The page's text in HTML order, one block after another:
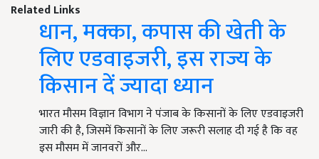
Related Links
धान, मक्का, कपास की खेती के
लिए एडवाइजरी, इस राज्य के
किसान दें ज्यादा ध्यान
भारत मौसम विज्ञान विभाग ने पंजाब के किसानों के लिए एडवाइजरी
जारी की है, जिसमें किसानों के लिए जरूरी सलाह दी गई है कि वह
इस मौसम में जानवरों और…